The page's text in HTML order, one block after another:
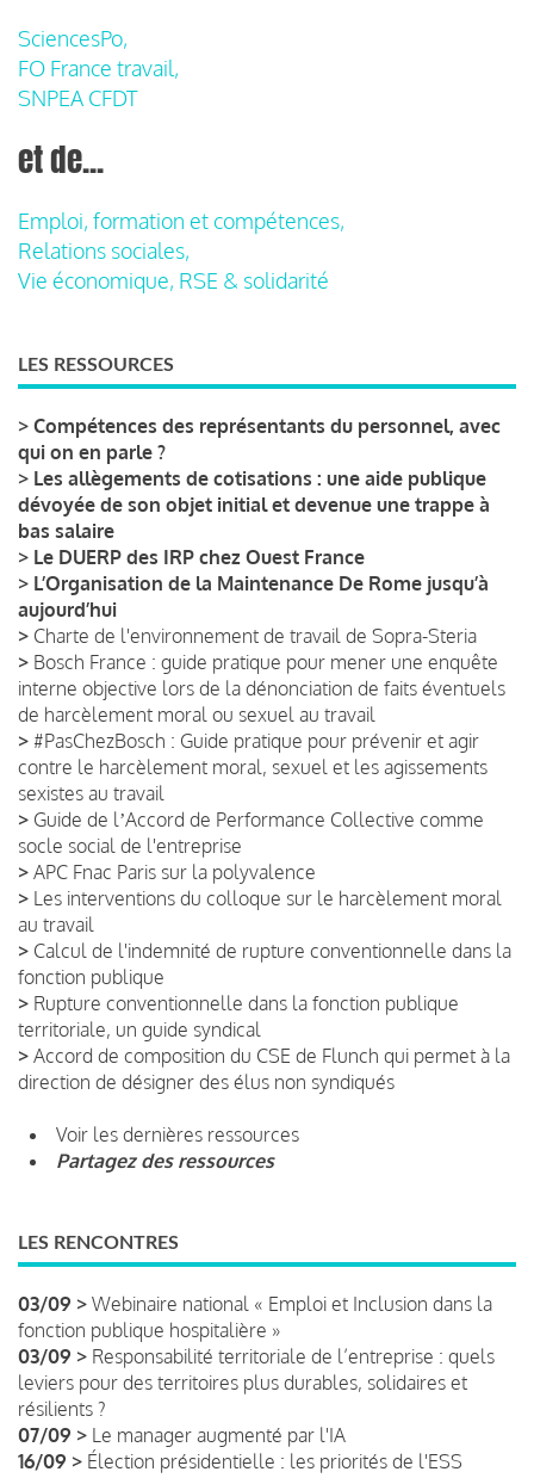
SciencesPo,
FO France travail,
SNPEA CFDT
et de...
Emploi, formation et compétences,
Relations sociales,
Vie économique, RSE & solidarité
LES RESSOURCES
> Compétences des représentants du personnel, avec
qui on en parle ?
> Les allègements de cotisations : une aide publique
dévoyée de son objet initial et devenue une trappe à
bas salaire
> Le DUERP des IRP chez Ouest France
> L’Organisation de la Maintenance De Rome jusqu’à
aujourd’hui
> Charte de l'environnement de travail de Sopra-Steria
> Bosch France : guide pratique pour mener une enquête
interne objective lors de la dénonciation de faits éventuels
de harcèlement moral ou sexuel au travail
> #PasChezBosch : Guide pratique pour prévenir et agir
contre le harcèlement moral, sexuel et les agissements
sexistes au travail
> Guide de lʼAccord de Performance Collective comme
socle social de l'entreprise
> APC Fnac Paris sur la polyvalence
> Les interventions du colloque sur le harcèlement moral
au travail
> Calcul de l'indemnité de rupture conventionnelle dans la
fonction publique
> Rupture conventionnelle dans la fonction publique
territoriale, un guide syndical
> Accord de composition du CSE de Flunch qui permet à la
direction de désigner des élus non syndiqués
Voir les dernières ressources
Partagez des ressources
LES RENCONTRES
03/09 > Webinaire national « Emploi et Inclusion dans la
fonction publique hospitalière »
03/09 > Responsabilité territoriale de l’entreprise : quels
leviers pour des territoires plus durables, solidaires et
résilients ?
07/09 > Le manager augmenté par l'IA
16/09 > Élection présidentielle : les priorités de l'ESS